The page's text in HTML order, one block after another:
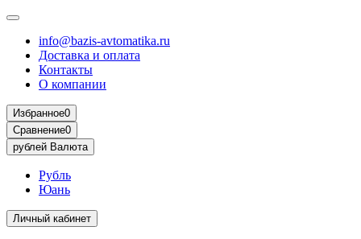
info@bazis-avtomatika.ru
Доставка и оплата
Контакты
О компании
Избранное0
Сравнение0
рублей Валюта
Рубль
Юань
Личный кабинет